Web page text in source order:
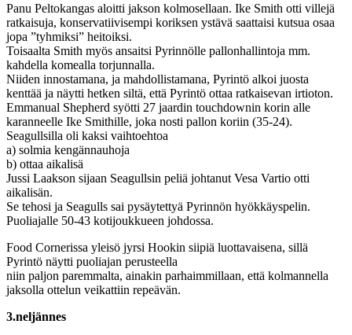
Panu Peltokangas aloitti jakson kolmosellaan. Ike Smith otti villejä
ratkaisuja, konservatiivisempi koriksen ystävä saattaisi kutsua osaa
jopa ”tyhmiksi” heitoiksi.
Toisaalta Smith myös ansaitsi Pyrinnölle pallonhallintoja mm.
kahdella komealla torjunnalla.
Niiden innostamana, ja mahdollistamana, Pyrintö alkoi juosta
kenttää ja näytti hetken siltä, että Pyrintö ottaa ratkaisevan irtioton.
Emmanual Shepherd syötti 27 jaardin touchdownin korin alle
karanneelle Ike Smithille, joka nosti pallon koriin (35-24).
Seagullsilla oli kaksi vaihtoehtoa
a) solmia kengännauhoja
b) ottaa aikalisä
Jussi Laakson sijaan Seagullsin peliä johtanut Vesa Vartio otti
aikalisän.
Se tehosi ja Seagulls sai pysäytettyä Pyrinnön hyökkäyspelin.
Puoliajalle 50-43 kotijoukkueen johdossa.
Food Cornerissa yleisö jyrsi Hookin siipiä luottavaisena, sillä
Pyrintö näytti puoliajan perusteella
niin paljon paremmalta, ainakin parhaimmillaan, että kolmannella
jaksolla ottelun veikattiin repeävän.
3.neljännes